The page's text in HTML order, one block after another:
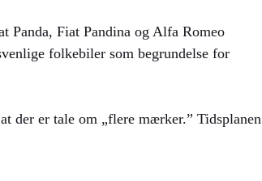
Panda, Fiat Pandina og Alfa Romeo
folkebiler som begrundelse for
der er tale om „flere mærker.” Tidsplanen